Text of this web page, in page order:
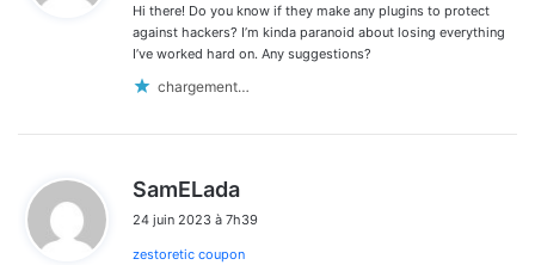
:
Hi there! Do you know if they make any plugins to protect
against hackers? I’m kinda paranoid about losing everything
I’ve worked hard on. Any suggestions?
chargement…
SamELada
t
24 juin 2023 à 7h39
zestoretic coupon